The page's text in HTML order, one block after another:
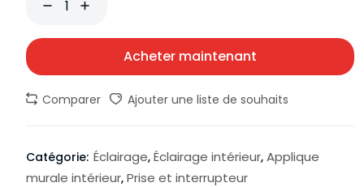
Acheter maintenant
Comparer Ajouter une liste de souhaits
Catégorie: Éclairage, Éclairage intérieur, Applique
murale intérieur, Prise et interrupteur